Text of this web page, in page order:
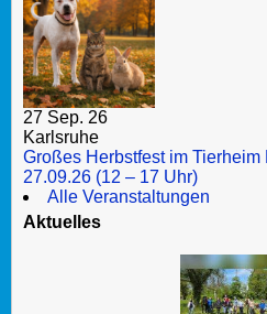
27 Sep. 26
Karlsruhe
Großes Herbstfest im
27.09.26 (12 – 17 Uhr)
Alle Veranstaltungen
Aktuelles